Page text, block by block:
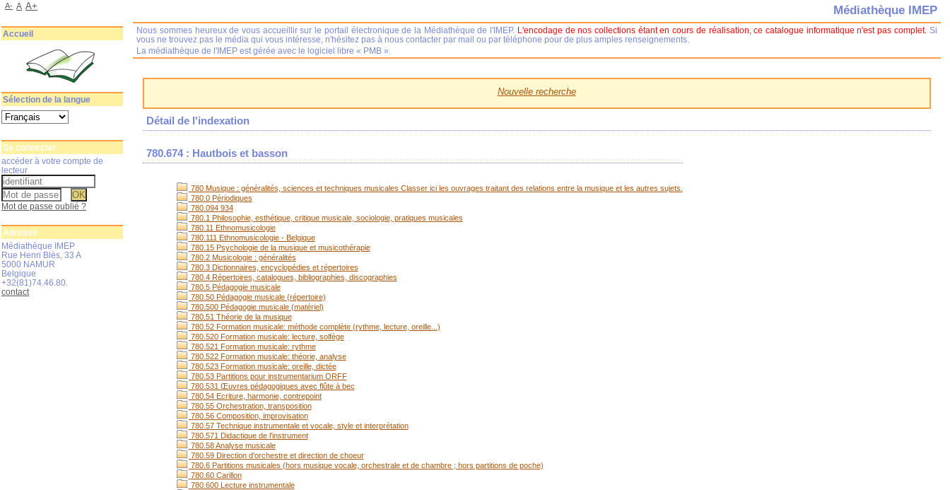
Nouvelle recherche
Détail de l'indexation
780.674 : Hautbois et basson
780 Musique : généralités, sciences et techniques musicales Classer ici les ouvrages traitant des relations entre la musique et les autres sujets.
780.0 Périodiques
780.094 934
780.1 Philosophie, esthétique, critique musicale, sociologie, pratiques musicales
780.11 Ethnomusicologie
780.111 Ethnomusicologie - Belgique
780.15 Psychologie de la musique et musicothérapie
780.2 Musicologie : généralités
780.3 Dictionnaires, encyclopédies et répertoires
780.4 Répertoires, catalogues, bibliographies, discographies
780.5 Pédagogie musicale
780.50 Pédagogie musicale (répertoire)
780.500 Pédagogie musicale (matériel)
780.51 Théorie de la musique
780.52 Formation musicale: méthode complète (rythme, lecture, oreille...)
780.520 Formation musicale: lecture, solfège
780.521 Formation musicale: rythme
780.522 Formation musicale: théorie, analyse
780.523 Formation musicale: oreille, dictée
780.53 Partitions pour instrumentarium ORFF
780.531 Œuvres pédagogiques avec flûte à bec
780.54 Ecriture, harmonie, contrepoint
780.55 Orchestration, transposition
780.56 Composition, improvisation
780.57 Technique instrumentale et vocale, style et interprétation
780.571 Didactique de l'instrument
780.58 Analyse musicale
780.59 Direction d'orchestre et direction de choeur
780.6 Partitions musicales (hors musique vocale, orchestrale et de chambre ; hors partitions de poche)
780.60 Carillon
780.600 Lecture instrumentale
Médiathèque IMEP
Nous sommes heureux de vous accueillir sur le portail électronique de la Médiathèque de l'IMEP. L'encodage de nos collections étant en cours de réalisation, ce catalogue informatique n'est pas complet. Si
vous ne trouvez pas le média qui vous intéresse, n'hésitez pas à nous contacter par mail ou par téléphone pour de plus amples renseignements.
La médiathèque de l'IMEP est gérée avec le logiciel libre « PMB ».
A- A A+
Accueil
Sélection de la langue
Se connecter
accéder à votre compte de
lecteur
Mot de passe oublié ?
Adresse
Médiathèque IMEP
Rue Henri Blès, 33 A
5000 NAMUR
Belgique
+32(81)74.46.80.
contact